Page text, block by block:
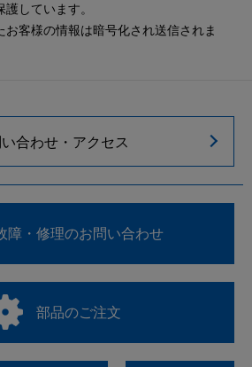
しています。
お客様の情報は暗号化され送信されま
合わせ・アクセス
障・修理のお問い合わせ
部品のご注文